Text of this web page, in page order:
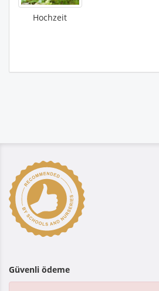
Hochzeit
Güvenli ödeme